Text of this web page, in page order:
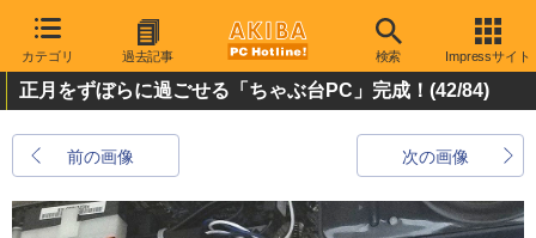
カテゴリ 過去記事 検索 Impressサイト
正月をずぼらに過ごせる「ちゃぶ台PC」完成！ (42/84)
前の画像 次の画像